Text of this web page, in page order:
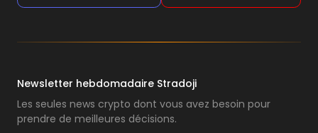
Newsletter hebdomadaire Stradoji
Les seules news crypto dont vous avez besoin pour
prendre de meilleures décisions.